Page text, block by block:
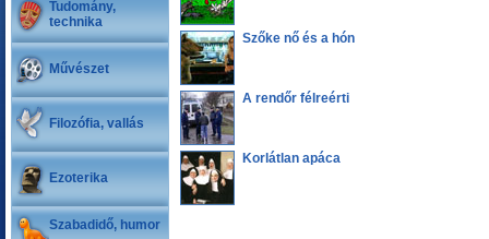
Tudomány,
technika
Művészet
Filozófia, vallás
Ezoterika
Szabadidő, humor
Szőke nő és a hón
A rendőr félreérti
Korlátlan apáca